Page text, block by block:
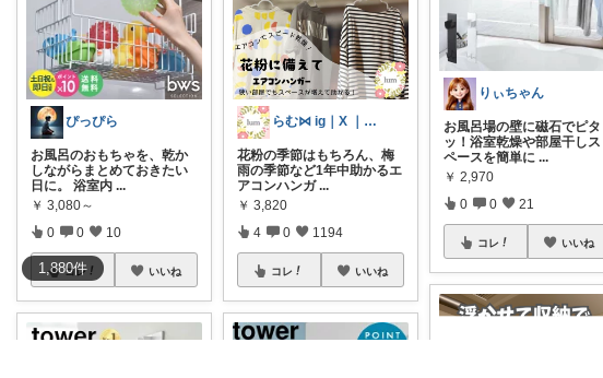
1,880件
ぴっぴら
お風呂のおもちゃを、乾か
しながらまとめておきたい
日に。 浴室内 ...
￥ 3,080～
0 0 10
コレ いいね
らむ⋈ ig｜X ｜🍋｜ameblo
花粉の季節はもちろん、梅
雨の季節など1年中助かるエ
アコンハンガ ...
￥ 3,820
4 0 1194
コレ いいね
りぃちゃん
お風呂場の壁に磁石でピタ
ッ！浴室乾燥や部屋干しス
ペースを簡単に ...
￥ 2,970
0 0 21
コレ いいね